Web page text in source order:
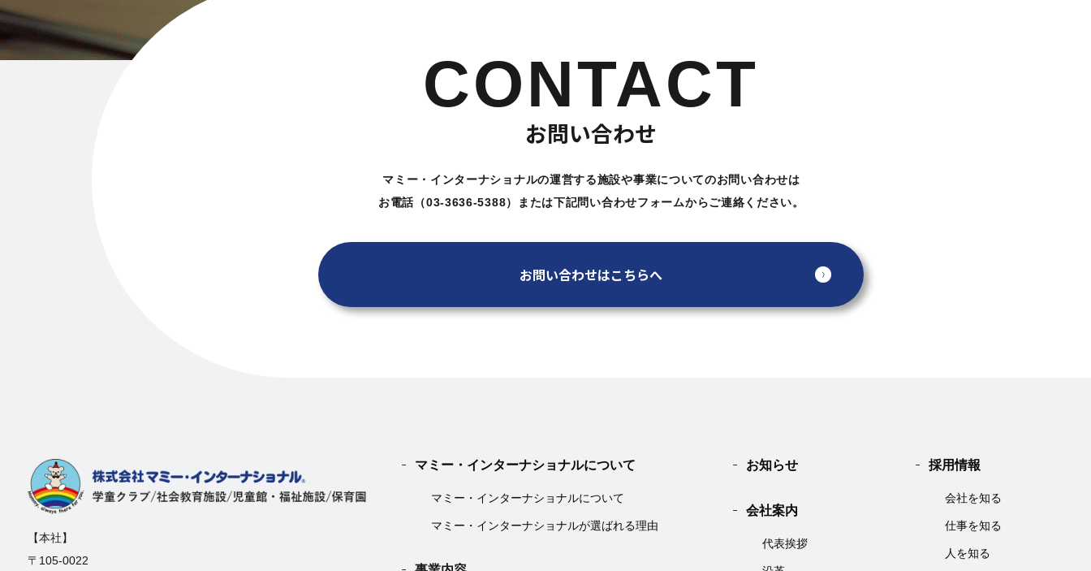
CONTACT
お問い合わせ
マミー・インターナショナルの運営する施設や事業についてのお問い合わせは
お電話（03-3636-5388）または下記問い合わせフォームからご連絡ください。
お問い合わせはこちらへ
【本社】
〒105-0022
マミー・インターナショナルについて
マミー・インターナショナルについて
マミー・インターナショナルが選ばれる理由
お知らせ
会社案内
代表挨拶
採用情報
会社を知る
仕事を知る
人を知る